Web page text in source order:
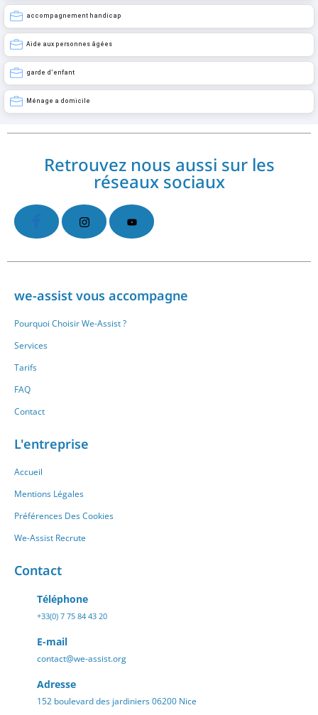
accompagnement handicap
Aide aux personnes âgées
garde d’enfant
Ménage a domicile
Retrouvez nous aussi sur les
réseaux sociaux
we-assist vous accompagne
Pourquoi Choisir We-Assist ?
Services
Tarifs
FAQ
Contact
L'entreprise
Accueil
Mentions Légales
Préférences Des Cookies
We-Assist Recrute
Contact
Téléphone
+33(0) 7 75 84 43 20
E-mail
contact@we-assist.org
Adresse
152 boulevard des jardiniers 06200 Nice